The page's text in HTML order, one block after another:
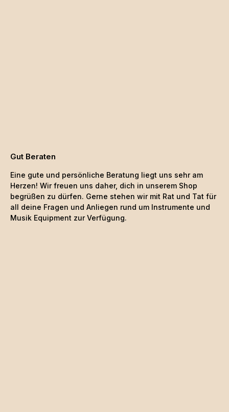
Gut Beraten
Eine gute und persönliche Beratung liegt uns sehr am
Herzen! Wir freuen uns daher, dich in unserem Shop
begrüßen zu dürfen. Gerne stehen wir mit Rat und Tat für
all deine Fragen und Anliegen rund um Instrumente und
Musik Equipment zur Verfügung.